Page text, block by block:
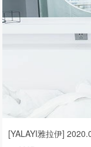
[YALAYI雅拉伊]